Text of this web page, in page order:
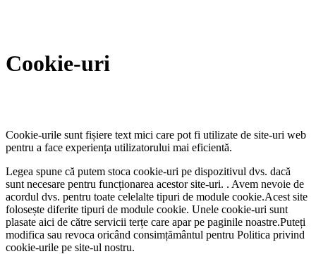
Cookie-uri
Cookie-urile sunt fișiere text mici care pot fi utilizate de site-uri web
pentru a face experiența utilizatorului mai eficientă.
Legea spune că putem stoca cookie-uri pe dispozitivul dvs. dacă
sunt necesare pentru funcționarea acestor site-uri. . Avem nevoie de
acordul dvs. pentru toate celelalte tipuri de module cookie.Acest site
folosește diferite tipuri de module cookie. Unele cookie-uri sunt
plasate aici de către servicii terțe care apar pe paginile noastre.Puteți
modifica sau revoca oricând consimțământul pentru Politica privind
cookie-urile pe site-ul nostru.